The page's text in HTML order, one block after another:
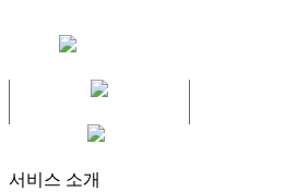
서비스 소개